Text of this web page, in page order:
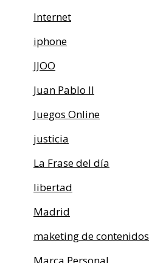
Internet
iphone
JJOO
Juan Pablo II
Juegos Online
justicia
La Frase del día
libertad
Madrid
maketing de contenidos